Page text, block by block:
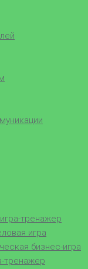
тренажер
игра
бизнес-игра
тренажер